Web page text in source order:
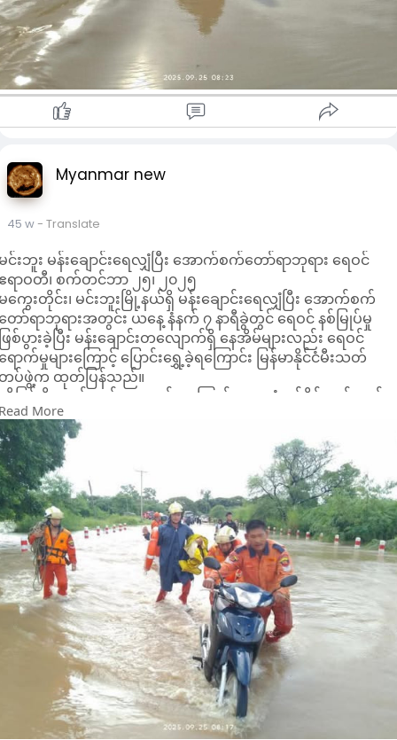
ျန်တိုင်းနှင့် ပြည်နယ်တို့တွင် နေရာအနှံ့အပြား မိုးထစ်ချုန်းရွာပြီး
ေပြည်တော်၊ ရန်ကုန်၊ မန္တလေး၊ မကွေး၊ ဧရာဝတီ၊ တနင်္သာရီတိုင်း၊
ရင်ပြည်နယ်နှင့် မွန်ပြည်နယ်တို့၌ နေရာကွက်၍ မိုးကြီးနိုင်ကြောင်း
ော်ပြထားသည်။
Myanmar new
45 w- Translate
င်းဘူး မန်းချောင်းရေလျှံပြီး အောက်စက်တော်ရာဘုရား ရေဝင်
ရာဝတီ၊ စက်တင်ဘာ ၂၅၊ ၂၀၂၅
ကွေးတိုင်း၊ မင်းဘူးမြို့နယ်ရှိ မန်းချောင်းရေလျှံပြီး အောက်စက်
ော်ရာဘုရားအတွင်း ယနေ့ နံနက် ၇ နာရီခွဲတွင် ရေဝင် နစ်မြုပ်မှု
ြစ်ပွားခဲ့ပြီး မန်းချောင်းတလျောက်ရှိ နေအိမ်များ‌လည်း ရေဝင်
ောက်မှုများကြောင့် ပြောင်းရွှေ့ခဲ့ရကြောင်း မြန်မာနိုင်ငံမီးသတ်
ပ်ဖွဲ့က ထုတ်ပြန်သည်။
ပြင် မိုးသည်းထန်စွာရွာသွန်းမှုကြောင့် ယနေ့ နံနက်ပိုင်းတွင်လည်း
င်းဘူး-စကုကားလမ်းပေါ် ရေကျော်၍ လမ်းပိတ်မှု ဖြစ်ပေါ်ခဲ့
ြောင်း မီးသတ်တပ်ဖွဲ့က ဖော်ပြထားသည်။
ရုတ်နိုင်ငံတောင်ပိုင်းကို ဖြတ်သန်းခဲ့သော အားကောင်းသည့် အပူ
င်းမုန်တိုင်း “ရာဂါဆာ” သည် လာမည့် ၆ နာရီအတွင်း အပူပိုင်း
န်တိုင်းအဖြစ်ဖြင့် ကွမ်ရှီးပြည်နယ် တောင်ပိုင်းဒေသများကို
က်လက်ဖြတ်ကျော်နိုင်ကာ ထိုမှတဆင့် အနောက် ဘက်သို့
က်လက်ရွေ့လျားနိုင်ပြီး လာမည့် ၂၄ နာရီအတွင်း အပူပိုင်းမုန်တိုင်း
ယ်အဖြစ်နှင့် ဗီယက်နမ်နိုင်ငံ မြောက်ပိုင်း ဒေသများကို ဆက်လက်
ြတ်ကျော်နိုင်သည်ဟု စစ်ကော်မရှင် လက်အောက်ခံ မိုးလေဝသနှင့်
လဗေဒညွှန်ကြားမှုဦးစီး ဌာနက ထုတ်ပြန်ထားသည်။
ကြောင့် စစ်ကိုင်းတိုင်းအောက်ပိုင်း၊ ကချင်၊ ကရင်နီနှင့်
မ်းပြည်နယ်(မြောက်ပိုင်း) တို့တွင် နေရာကျဲကျဲ၊ စစ်ကိုင်း အထက်
င်း၊ ချင်း၊ ရခိုင်နှင့် ရှမ်းပြည်နယ်(အရှေ့ပိုင်း)တို့၌ နေရာ စိပ်စိပ်နှင့်
ျန်တိုင်းနှင့် ပြည်နယ်တို့တွင် နေရာအနှံ့အပြား မိုးထစ်ချုန်းရွာပြီး
ေပြည်တော်၊ ရန်ကုန်၊ မန္တလေး၊ မကွေး၊ ဧရာဝတီ၊ တနင်္သာရီတိုင်း၊
ရင်ပြည်နယ်နှင့် မွန်ပြည်နယ်တို့၌ နေရာကွက်၍ မိုးကြီးနိုင်ကြောင်း
ော်ပြထားသည်။
More